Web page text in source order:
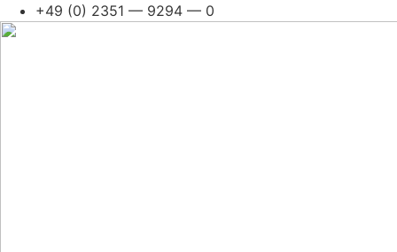
Skip
to
+49 (0) 2351 — 9294 — 0